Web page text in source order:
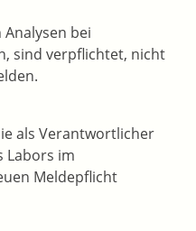
bei
sind verpflichtet, nicht
als Verantwortlicher
Labors im
Meldepflicht